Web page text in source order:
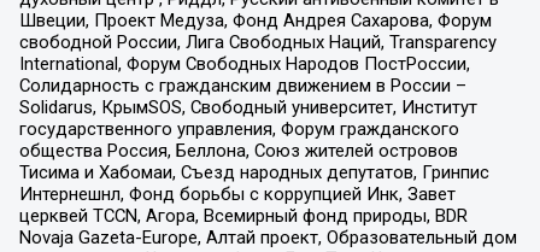
Швеции, Проект Медуза, Фонд Андрея Сахарова, Форум
свободной России, Лига Свободных Наций, Transparеncy
International, Форум Свободных Народов ПостРоссии,
Солидарность с гражданским движением в России –
Solidarus, КрымSOS, Свободный университет, Институт
государственного управления, Форум гражданского
общества Россия, Беллона, Союз жителей островов
Тисима и Хабомаи, Съезд народных депутатов, Гринпис
Интернешнл, Фонд борьбы с коррупцией Инк, Завет
церквей TCCN, Агора, Всемирный фонд природы, BDR
Novaja Gazeta-Europe, Алтай проект, Образовательный дом